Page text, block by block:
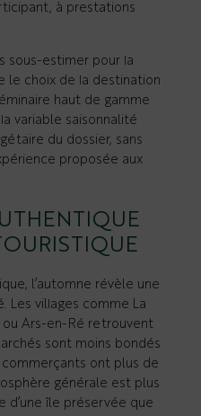
à prestations
sous-estimer pour la
le choix de la destination
haut de gamme
variable saisonnalité
du dossier, sans
proposée aux
l’automne révèle une
Les villages comme La
Ars-en-Ré retrouvent
sont moins bondés
ont plus de
générale est plus
d’une île préservée que